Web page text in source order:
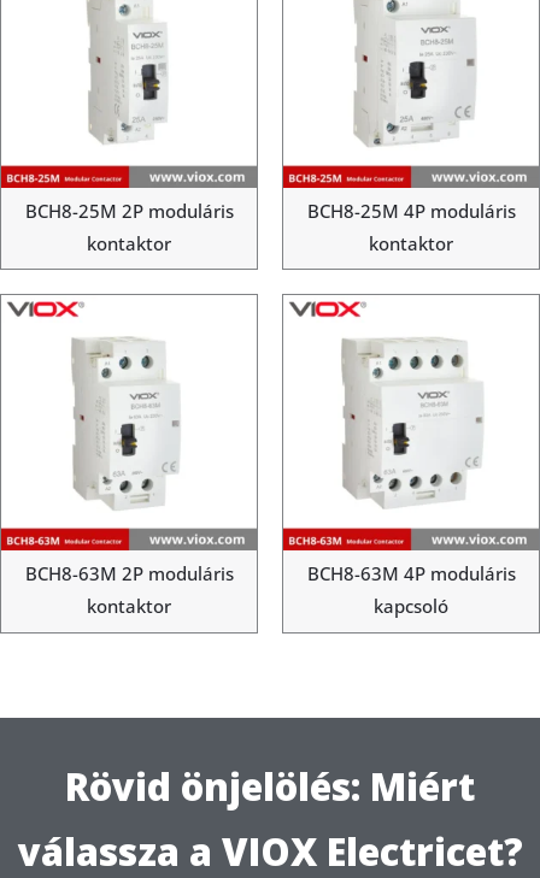
BCH8-25M 2P moduláris
kontaktor
BCH8-25M 4P moduláris
kontaktor
BCH8-63M 2P moduláris
kontaktor
BCH8-63M 4P moduláris
kapcsoló
Rövid önjelölés: Miért
válassza a VIOX Electricet?